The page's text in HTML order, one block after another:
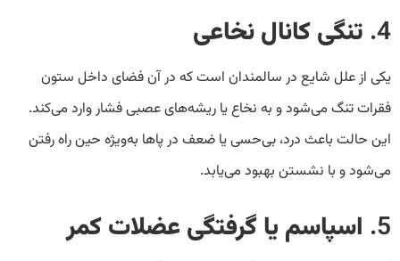
4. تنگی کانال نخاعی
یکی از علل شایع در سالمندان است که در آن فضای داخل ستون
فقرات تنگ می‌شود و به نخاع یا ریشه‌های عصبی فشار وارد می‌کند.
این حالت باعث درد، بی‌حسی یا ضعف در پاها به‌ویژه حین راه رفتن
می‌شود و با نشستن بهبود می‌یابد.
5. اسپاسم یا گرفتگی عضلات کمر